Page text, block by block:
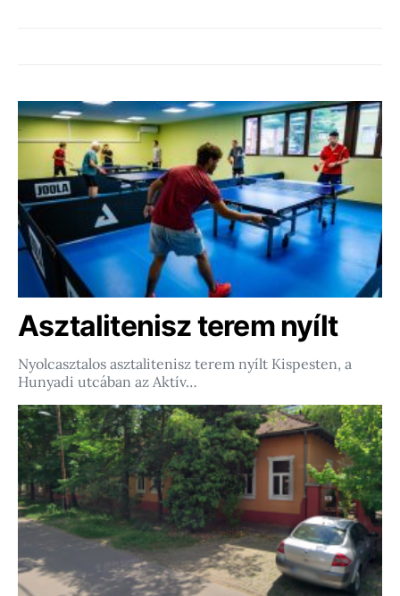
Asztalitenisz terem nyílt
Nyolcasztalos asztalitenisz terem nyílt Kispesten, a
Hunyadi utcában az Aktív…